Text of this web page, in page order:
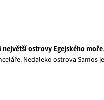
největší ostrovy Egejského moře
Nedaleko ostrova Samos